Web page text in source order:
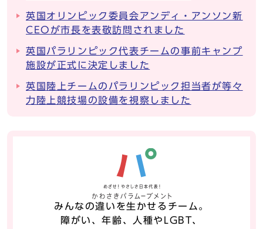
英国オリンピック委員会アンディ・アンソン新
CEOが市長を表敬訪問されました
英国パラリンピック代表チームの事前キャンプ
施設が正式に決定しました
英国陸上チームのパラリンピック担当者が等々
力陸上競技場の設備を視察しました
みんなの違いを生かせるチーム。
障がい、年齢、人種やLGBT、